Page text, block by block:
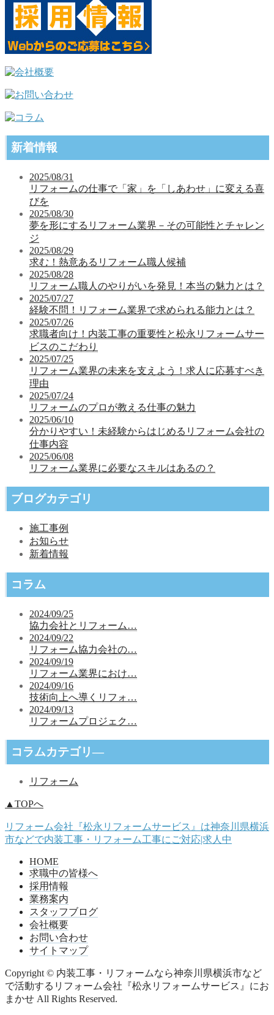
新着情報
2025/08/31
リフォームの仕事で「家」を「しあわせ」に変える喜
びを
2025/08/30
夢を形にするリフォーム業界－その可能性とチャレン
ジ
2025/08/29
求む！熱意あるリフォーム職人候補
2025/08/28
リフォーム職人のやりがいを発見！本当の魅力とは？
2025/07/27
経験不問！リフォーム業界で求められる能力とは？
2025/07/26
求職者向け！内装工事の重要性と松永リフォームサー
ビスのこだわり
2025/07/25
リフォーム業界の未来を支えよう！求人に応募すべき
理由
2025/07/24
リフォームのプロが教える仕事の魅力
2025/06/10
分かりやすい！未経験からはじめるリフォーム会社の
仕事内容
2025/06/08
リフォーム業界に必要なスキルはあるの？
ブログカテゴリ
施工事例
お知らせ
新着情報
コラム
2024/09/25
協力会社とリフォーム…
2024/09/22
リフォーム協力会社の…
2024/09/19
リフォーム業界におけ…
2024/09/16
技術向上へ導くリフォ…
2024/09/13
リフォームプロジェク…
コラムカテゴリ―
リフォーム
▲TOPへ
リフォーム会社『松永リフォームサービス』は神奈川県横浜
市などで内装工事・リフォーム工事にご対応|求人中
HOME
求職中の皆様へ
採用情報
業務案内
スタッフブログ
会社概要
お問い合わせ
サイトマップ
Copyright © 内装工事・リフォームなら神奈川県横浜市など
で活動するリフォーム会社『松永リフォームサービス』にお
まかせ All Rights Reserved.